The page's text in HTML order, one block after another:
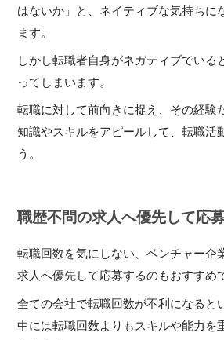
はないか」と、ネイティブな気持ちに
ます。
しかし転職者自身がネガティブでいる
ってしまいます。
転職に対して前向きに捉え、その経験
知識やスキルをアピールして、転職活
う。
職歴不問の求人へ優先して応
転職回数を気にしない、ベンチャー企
求人へ優先して応募するのもおすすめ
全ての会社で転職回数が不利になると
中には転職回数よりもスキルや能力を